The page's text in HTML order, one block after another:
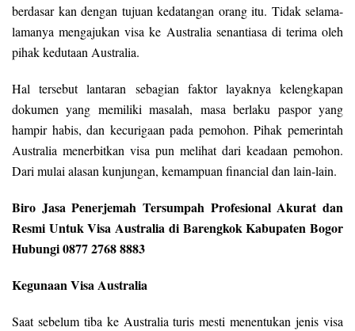
berdasar kan dengan tujuan kedatangan orang itu. Tidak selama-
lamanya mengajukan visa ke Australia senantiasa di terima oleh
pihak kedutaan Australia.
Hal tersebut lantaran sebagian faktor layaknya kelengkapan
dokumen yang memiliki masalah, masa berlaku paspor yang
hampir habis, dan kecurigaan pada pemohon. Pihak pemerintah
Australia menerbitkan visa pun melihat dari keadaan pemohon.
Dari mulai alasan kunjungan, kemampuan financial dan lain-lain.
Biro Jasa Penerjemah Tersumpah Profesional Akurat dan
Resmi Untuk Visa Australia di Barengkok Kabupaten Bogor
Hubungi 0877 2768 8883
Kegunaan Visa Australia
Saat sebelum tiba ke Australia turis mesti menentukan jenis visa